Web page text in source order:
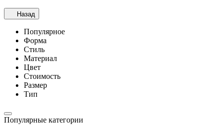
Назад
Популярное
Форма
Стиль
Материал
Цвет
Стоимость
Размер
Тип
Популярные категории